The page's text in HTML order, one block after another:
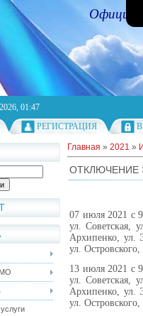
01:47
РЕГИСТРАЦИЯ
МО
Главная » 2021 »
ОТКЛЮЧЕНИЕ
07 июля 2021 с
ул. Советская,
Архипенко, ул.
ул.
13 июля 2021 с
ул. Советская,
Архипенко, ул.
ул.